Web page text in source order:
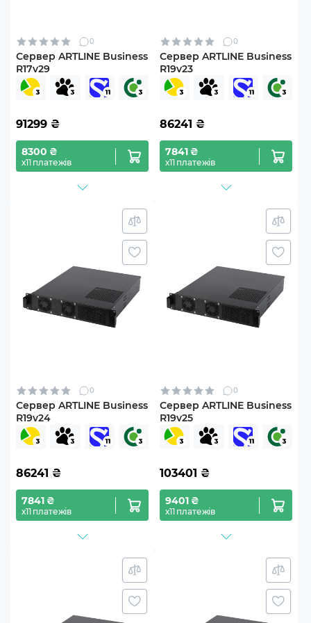
0
Сервер ARTLINE Business
R17v29
91299 ₴
8300 ₴
х11 платежів
0
Сервер ARTLINE Business
R19v23
86241 ₴
7841 ₴
х11 платежів
0
Сервер ARTLINE Business
R19v24
86241 ₴
7841 ₴
х11 платежів
0
Сервер ARTLINE Business
R19v25
103401 ₴
9401 ₴
х11 платежів